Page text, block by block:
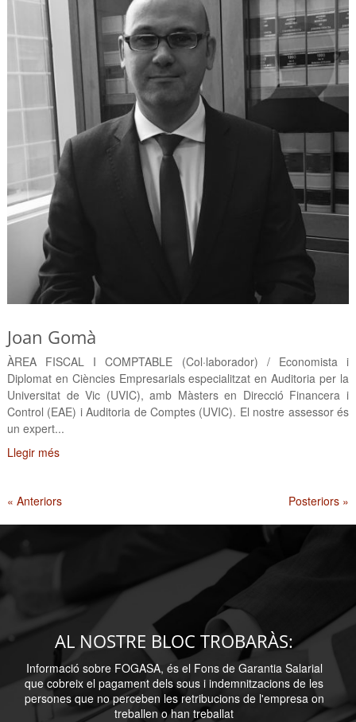
Joan Gomà
ÀREA FISCAL I COMPTABLE (Col·laborador) / Economista i
Diplomat en Ciències Empresarials especialitzat en Auditoria per la
Universitat de Vic (UVIC), amb Màsters en Direcció Financera i
Control (EAE) i Auditoria de Comptes (UVIC). El nostre assessor és
un expert...
Llegir més
« Anteriors Posteriors »
AL NOSTRE BLOC TROBARÀS:
Informació sobre FOGASA, és el Fons de Garantia Salarial
que cobreix el pagament dels sous i indemnitzacions de les
persones que no perceben les retribucions de l'empresa on
treballen o han treballat